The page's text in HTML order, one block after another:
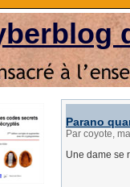
Parano
Par coyote,
Une dame se